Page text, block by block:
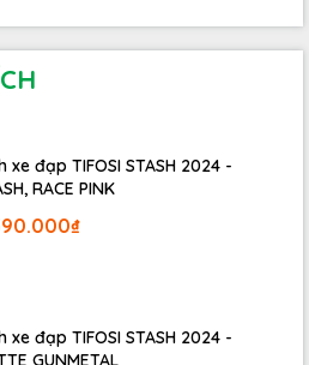
xe đạp TIFOSI STASH 2024 -
RACE PINK
xe đạp TIFOSI STASH 2024 -
GUNMETAL